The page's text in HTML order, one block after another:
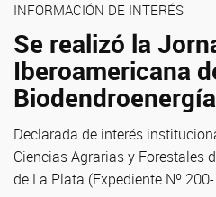
INFORMACIÓN DE INTERÉS
Se realizó la
Iberoamericana
Biodendroenergía
Declarada de interés
Ciencias Agrarias y Forestales
de La Plata (Expediente Nº